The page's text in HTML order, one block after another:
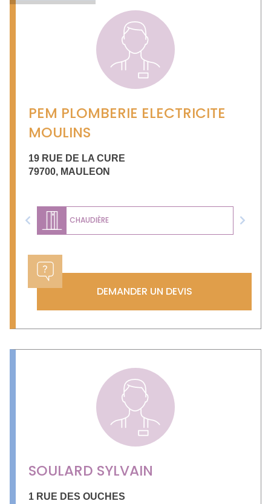
PEM PLOMBERIE ELECTRICITE
MOULINS
19 RUE DE LA CURE
79700, MAULEON
CHAUDIÈRE
Previous Next
DEMANDER UN DEVIS
SOULARD SYLVAIN
1 RUE DES OUCHES